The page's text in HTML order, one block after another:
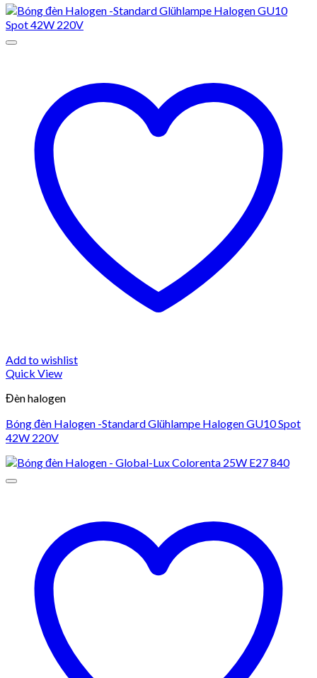
Add to wishlist
Quick View
Đèn halogen
Bóng đèn Halogen -Standard Glühlampe Halogen GU10 Spot
42W 220V